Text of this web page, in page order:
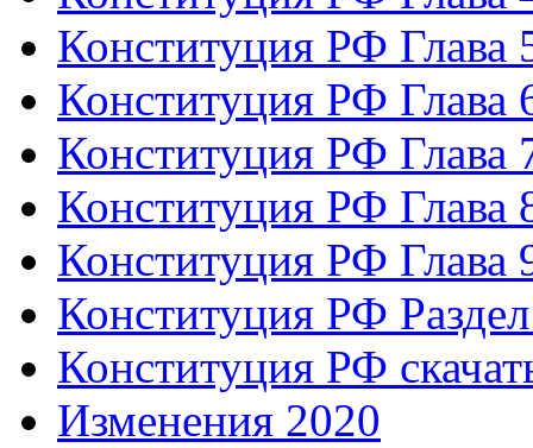
Конституция РФ Глава
Конституция РФ Глава
Конституция РФ Глава
Конституция РФ Глава
Конституция РФ Глава
Конституция РФ
Конституция РФ
Изменения 2020